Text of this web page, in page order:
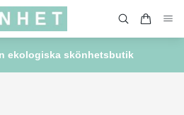
ekologiska skönhetsbutik